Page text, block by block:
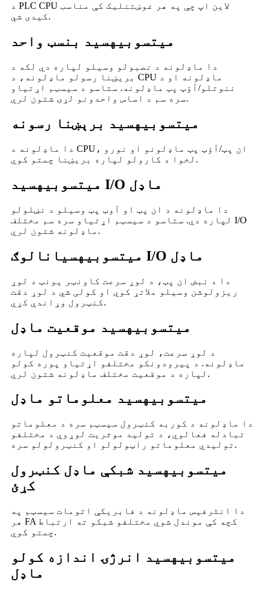
د PLC CPU لاین اپ چې په هر غوښتنلیک کې مناسب
کیدی شي.
میتسوبیهسيد بنسټ واحد
دا ماډلونه د نصبولو وسیلو لپاره دي لکه د
بریښنا رسولو ماډلونه، د CPU ماډلونه او د
ننوتلو/آؤټ پټ ماډلونه. ستاسو د سیسټم اړتیاو
سره سم د اساس واحدونو لړۍ شتون لري.
میتسوبیهسيد برېښنا رسونه
دا ماډلونه د CPU، ان پټ/آؤټ پټ ماډلونو او نورو
لخوا د کارولو لپاره بریښنا چمتو کوي.
میتسوبیهسي د I/O ماډل
دا ماډلونه د ان پټ او آوټ پټ وسیلو د نښلولو
لپاره دي. ستاسو د سیسټم اړتیاو سره سم مختلف I/O
ماډلونه شتون لري.
میتسوبیهسي انالوګ I/O ماډل
دا د نبض ان پټ، د لوړ سرعت کاونټر یونټ د لوړ
ریزولوشن وسیلو ملاتړ کوي او کولی شي د لوړ دقت
کنټرول وړاندې کړي.
میتسوبیهسيد موقعیت ماډل
د لوړ سرعت، لوړ دقت موقعیت کنټرول لپاره
ماډلونه. د پیرودونکو مختلفو اړتیاو پوره کولو
لپاره د موقعیت مختلف ماډلونه شتون لري.
میتسوبیهسيد معلوماتو ماډل
دا ماډلونه د کوربه کنټرول سیسټم سره د معلوماتو
تبادله فعالوي، د تولید موثریت لوړوي د مختلفو
تولیدي معلوماتو راټولولو او کنټرولولو سره.
میتسوبیهسيد شبکې ماډل کنټرول
کړئ
دا انٹرفیس ماډلونه د فابریکې اتومات سیسټم په
هر FA کچه کې موندل شوي مختلفو شبکو ته ارتباط
چمتو کوي.
میتسوبیهسيد انرژۍ اندازه کولو
ماډل